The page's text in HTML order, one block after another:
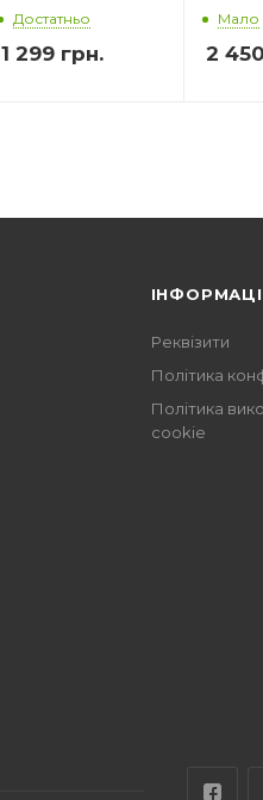
Достатньо
1 299 грн.
Мало
2 450
Реквізити
Політика
Політика
cookie